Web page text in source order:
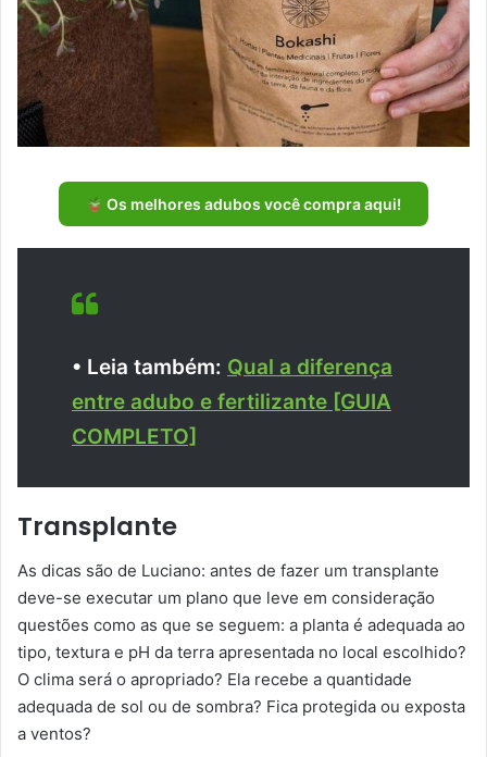
Os melhores adubos você compra aqui!
• Leia também: Qual a diferença
entre adubo e fertilizante [GUIA
COMPLETO]
Transplante
As dicas são de Luciano: antes de fazer um transplante
deve-se executar um plano que leve em consideração
questões como as que se seguem: a planta é adequada ao
tipo, textura e pH da terra apresentada no local escolhido?
O clima será o apropriado? Ela recebe a quantidade
adequada de sol ou de sombra? Fica protegida ou exposta
a ventos?